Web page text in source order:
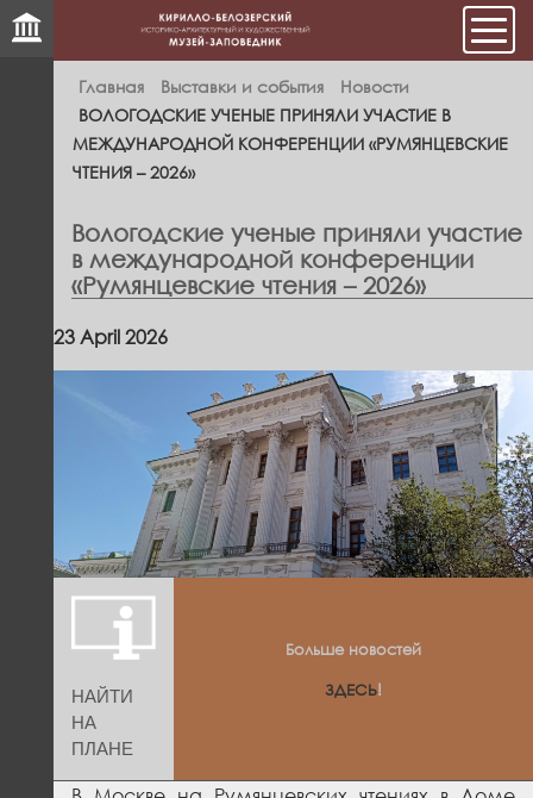
Главная Выставки и события
Новости
ВОЛОГОДСКИЕ УЧЕНЫЕ ПРИНЯЛИ УЧАСТИЕ В
МЕЖДУНАРОДНОЙ КОНФЕРЕНЦИИ «РУМЯНЦЕВСКИЕ
ЧТЕНИЯ – 2026»
Вологодские ученые приняли участие
в международной конференции
«Румянцевские чтения – 2026»
НАЙТИ
НА
ПЛАНЕ
23 April 2026
Больше новостей
ЗДЕСЬ!